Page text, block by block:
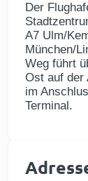
Der
A7 Ulm/
München/
Weg führt
Ost auf der
im
Terminal.